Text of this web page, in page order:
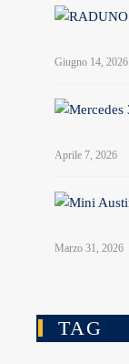
Giugno 14, 2026
Aprile 7, 2026
Marzo 31, 2026
TAG